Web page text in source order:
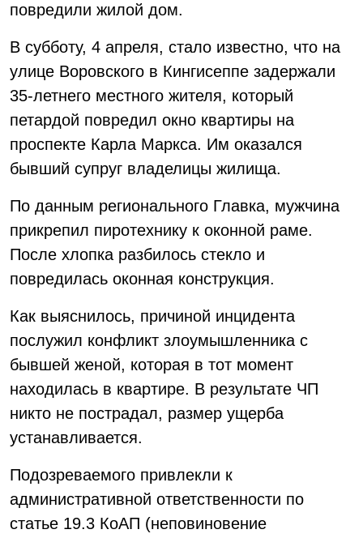
повредили жилой дом.
В субботу, 4 апреля, стало известно, что на
улице Воровского в Кингисеппе задержали
35-летнего местного жителя, который
петардой повредил окно квартиры на
проспекте Карла Маркса. Им оказался
бывший супруг владелицы жилища.
По данным регионального Главка, мужчина
прикрепил пиротехнику к оконной раме.
После хлопка разбилось стекло и
повредилась оконная конструкция.
Как выяснилось, причиной инцидента
послужил конфликт злоумышленника с
бывшей женой, которая в тот момент
находилась в квартире. В результате ЧП
никто не пострадал, размер ущерба
устанавливается.
Подозреваемого привлекли к
административной ответственности по
статье 19.3 КоАП (неповиновение